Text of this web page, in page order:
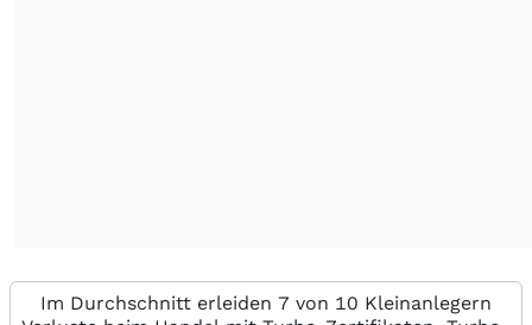
Im Durchschnitt erleiden 7 von 10 Kleinanlegern